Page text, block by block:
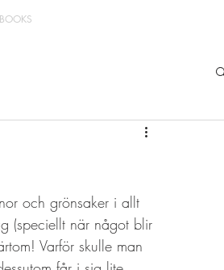
BOOKS
och grönsaker i allt
(speciellt när något blir
Varför skulle man